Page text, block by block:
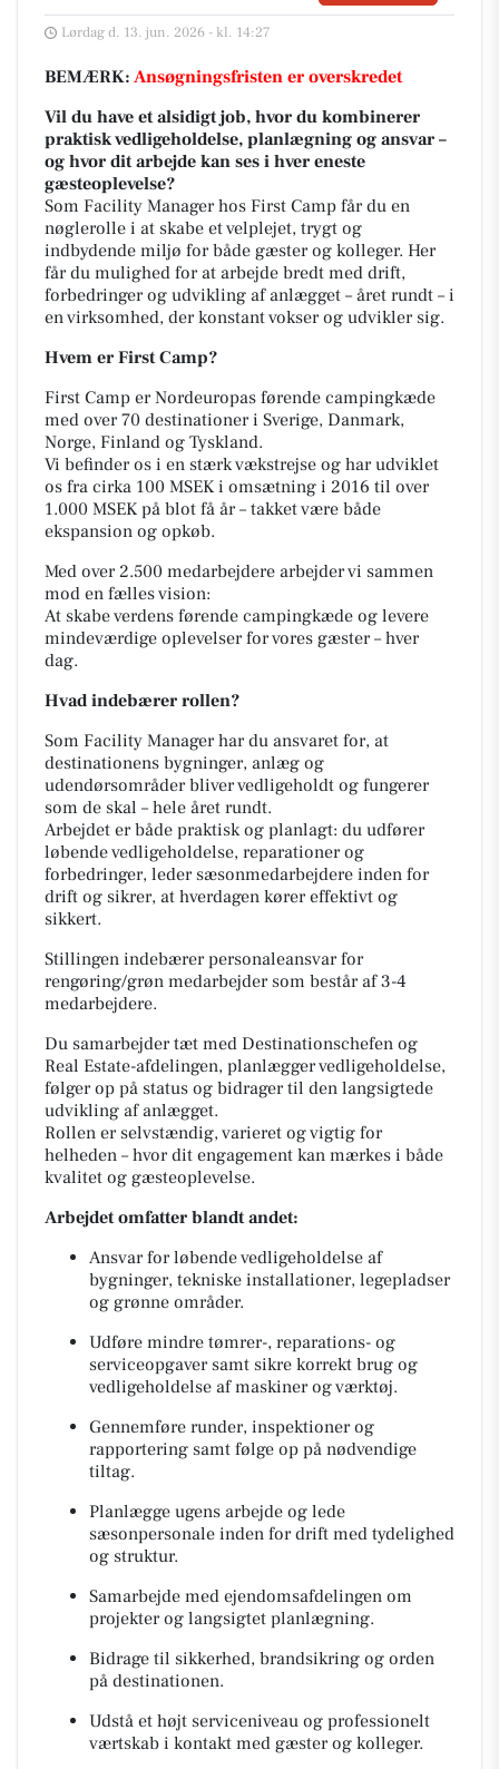
Lørdag d. 13. jun. 2026 - kl. 14:27
BEMÆRK: Ansøgningsfristen er overskredet
Vil du have et alsidigt job, hvor du kombinerer
praktisk vedligeholdelse, planlægning og ansvar –
og hvor dit arbejde kan ses i hver eneste
gæsteoplevelse?
Som Facility Manager hos First Camp får du en
nøglerolle i at skabe et velplejet, trygt og
indbydende miljø for både gæster og kolleger. Her
får du mulighed for at arbejde bredt med drift,
forbedringer og udvikling af anlægget – året rundt – i
en virksomhed, der konstant vokser og udvikler sig.
Hvem er First Camp?
First Camp er Nordeuropas førende campingkæde
med over 70 destinationer i Sverige, Danmark,
Norge, Finland og Tyskland.
Vi befinder os i en stærk vækstrejse og har udviklet
os fra cirka 100 MSEK i omsætning i 2016 til over
1.000 MSEK på blot få år – takket være både
ekspansion og opkøb.
Med over 2.500 medarbejdere arbejder vi sammen
mod en fælles vision:
At skabe verdens førende campingkæde og levere
mindeværdige oplevelser for vores gæster – hver
dag.
Hvad indebærer rollen?
Som Facility Manager har du ansvaret for, at
destinationens bygninger, anlæg og
udendørsområder bliver vedligeholdt og fungerer
som de skal – hele året rundt.
Arbejdet er både praktisk og planlagt: du udfører
løbende vedligeholdelse, reparationer og
forbedringer, leder sæsonmedarbejdere inden for
drift og sikrer, at hverdagen kører effektivt og
sikkert.
Stillingen indebærer personaleansvar for
rengøring/grøn medarbejder som består af 3-4
medarbejdere.
Du samarbejder tæt med Destinationschefen og
Real Estate-afdelingen, planlægger vedligeholdelse,
følger op på status og bidrager til den langsigtede
udvikling af anlægget.
Rollen er selvstændig, varieret og vigtig for
helheden – hvor dit engagement kan mærkes i både
kvalitet og gæsteoplevelse.
Arbejdet omfatter blandt andet:
Ansvar for løbende vedligeholdelse af
bygninger, tekniske installationer, legepladser
og grønne områder.
Udføre mindre tømrer-, reparations- og
serviceopgaver samt sikre korrekt brug og
vedligeholdelse af maskiner og værktøj.
Gennemføre runder, inspektioner og
rapportering samt følge op på nødvendige
tiltag.
Planlægge ugens arbejde og lede
sæsonpersonale inden for drift med tydelighed
og struktur.
Samarbejde med ejendomsafdelingen om
projekter og langsigtet planlægning.
Bidrage til sikkerhed, brandsikring og orden
på destinationen.
Udstå et højt serviceniveau og professionelt
værtskab i kontakt med gæster og kolleger.